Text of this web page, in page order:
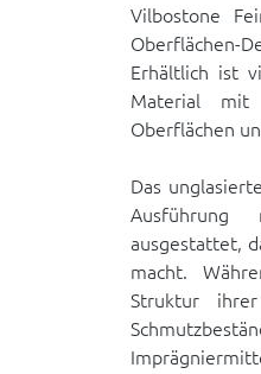
Vilbostone
Oberflächen-
Erhältlich ist
Material mit
Oberflächen
Das
Ausführung
ausgestattet,
macht.
Struktur